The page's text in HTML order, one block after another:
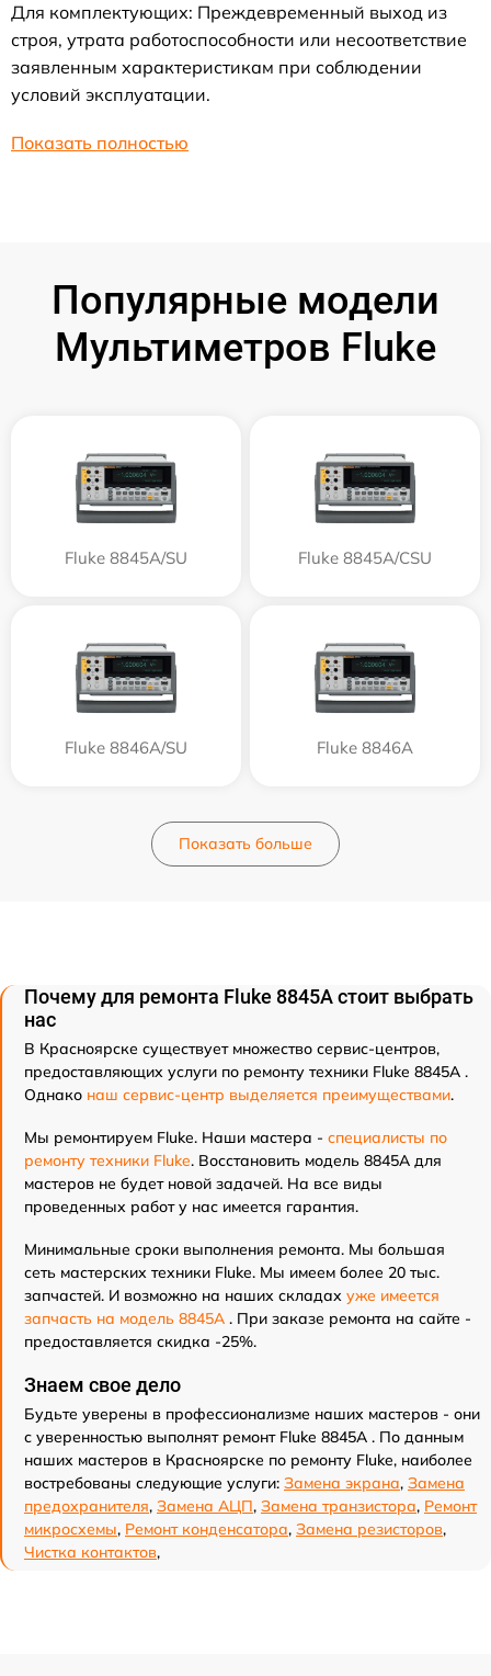
Для комплектующих: Преждевременный выход из
строя, утрата работоспособности или несоответствие
заявленным характеристикам при соблюдении
условий эксплуатации.
Показать полностью
Популярные модели
Мультиметров Fluke
Fluke 8845A/SU Fluke 8845A/CSU
Fluke 8846A/SU Fluke 8846A
Показать больше
Почему для ремонта Fluke 8845A стоит выбрать
нас
В Красноярске существует множество сервис-центров,
предоставляющих услуги по ремонту техники Fluke 8845A .
Однако наш сервис-центр выделяется преимуществами.
Мы ремонтируем Fluke. Наши мастера - специалисты по
ремонту техники Fluke. Восстановить модель 8845A для
мастеров не будет новой задачей. На все виды
проведенных работ у нас имеется гарантия.
Минимальные сроки выполнения ремонта. Мы большая
сеть мастерских техники Fluke. Мы имеем более 20 тыс.
запчастей. И возможно на наших складах уже имеется
запчасть на модель 8845A . При заказе ремонта на сайте -
предоставляется скидка -25%.
Знаем свое дело
Будьте уверены в профессионализме наших мастеров - они
с уверенностью выполнят ремонт Fluke 8845A . По данным
наших мастеров в Красноярске по ремонту Fluke, наиболее
востребованы следующие услуги: Замена экрана, Замена
предохранителя, Замена АЦП, Замена транзистора, Ремонт
микросхемы, Ремонт конденсатора, Замена резисторов,
Чистка контактов,